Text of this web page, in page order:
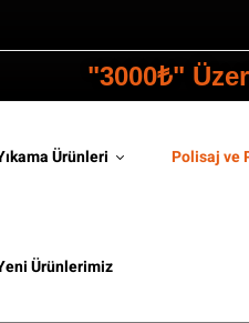
"3000₺"
Ürünleri Polisaj ve
Ürünlerimiz